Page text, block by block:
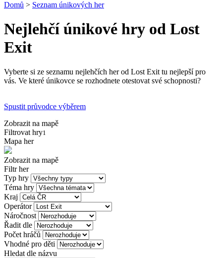
Domů > Seznam únikových her
Nejlehčí únikové hry od Lost
Exit
Vyberte si ze seznamu nejlehčích her od Lost Exit tu nejlepší pro
vás. Ve které únikovce se rozhodnete otestovat své schopnosti?
Spustit průvodce výběrem
Zobrazit na mapě
Filtrovat hry1
Mapa her
Zobrazit na mapě
Filtr her
Typ hry
Téma hry
Kraj
Operátor
Náročnost
Řadit dle
Počet hráčů
Vhodné pro děti
Hledat dle názvu